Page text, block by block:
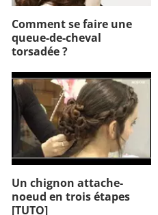
Comment se faire une
queue-de-cheval
torsadée ?
Un chignon attache-
noeud en trois étapes
[TUTO]